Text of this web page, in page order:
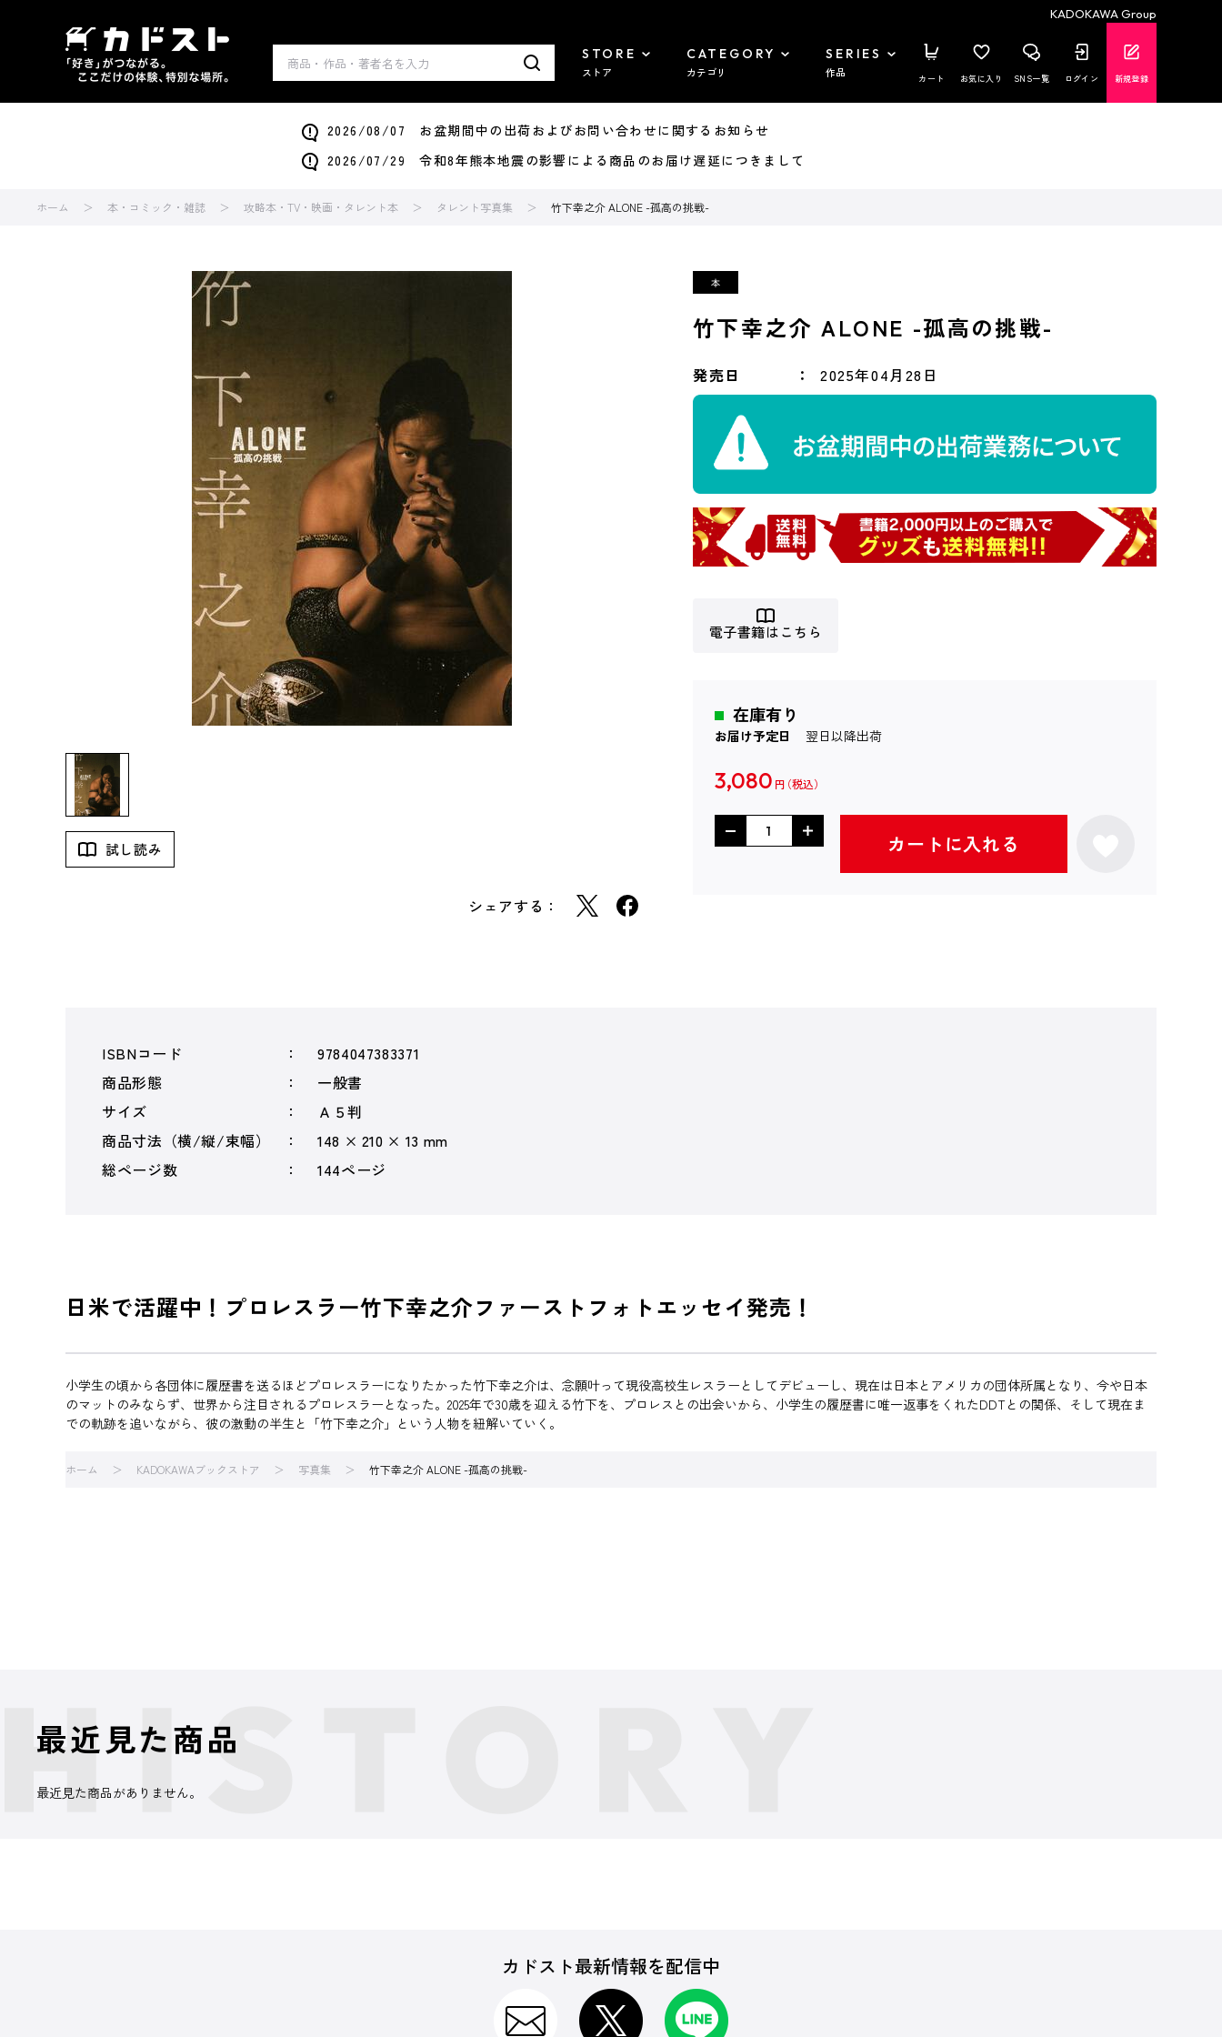
KADOKAWA Group
STORE
ストア
CATEGORY
カテゴリ
SERIES
作品 カート お気に入り SNS一覧 ログイン 新規登録
2026/08/07 お盆期間中の出荷およびお問い合わせに関するお知らせ
2026/07/29 令和8年熊本地震の影響による商品のお届け遅延につきまして
ホーム 本・コミック・雑誌 攻略本・TV・映画・タレント本 タレント写真集 竹下幸之介 ALONE -孤高の挑戦-
試し読み
シェアする：
竹下幸之介 ALONE -孤高の挑戦-
発売日 2025年04月28日
電子書籍はこちら
在庫有り
お届け予定日 翌日以降出荷
3,080 円
カートに入れる
ISBNコード
9784047383371
商品形態
一般書
サイズ
Ａ５判
商品寸法（横/縦/束幅）
148 × 210 × 13 mm
総ページ数
144ページ
日米で活躍中！プロレスラー竹下幸之介ファーストフォトエッセイ発売！
小学生の頃から各団体に履歴書を送るほどプロレスラーになりたかった竹下幸之介は、念願叶って現役高校生レスラーとしてデビューし、現在は日本とアメリカの団体所属となり、今や日本
のマットのみならず、世界から注目されるプロレスラーとなった。2025年で30歳を迎える竹下を、プロレスとの出会いから、小学生の履歴書に唯一返事をくれたDDTとの関係、そして現在ま
での軌跡を追いながら、彼の激動の半生と「竹下幸之介」という人物を紐解いていく。
ホーム KADOKAWAブックストア 写真集 竹下幸之介 ALONE -孤高の挑戦-
最近見た商品
最近見た商品がありません。
カドスト最新情報を配信中